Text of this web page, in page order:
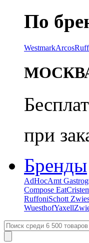
По
WestmarkArcos
при
Бренды
AdHocAmt
Compose Eat
RuffoniSchott
WuesthofYaxell